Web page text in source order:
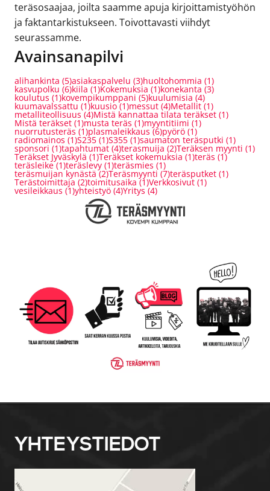
teräsosaajaa, joilta saamme apuja kirjoittamistyöhön
ja faktantarkistukseen. Toivottavasti viihdyt
seurassamme.
Avainsanapilvi
alihankinta (5)asiakaspalvelu (3)huoltohommia (1)
kasvupolku (6)kiila (1)Kokemuksia (1)konekanta (3)
koulutus (1)kovempikumppani (5)kuulumisia (4)
kuumavalssattu (1)kuusio(1)messut (4)Metallit (1)
metalliteollisuus (4)Mistä kannattaa tilata teräkset (1)
Mistä teräkset (1)musta teräs (1)myyntitiimi (1)
nuorrutusteräs (1)plasmaleikkaus (6)pyörö (1)
radiomainos (1)S235 (1)S355 (1)saumaton teräsputki (1)
sponsori (1)tapahtumat (4)terasmuija (2)Teräksen myynti (1)
Teräkset Jyväskylä (1)Teräkset kokemuksia (1)teräs (1)
teräsleike(1)teräslevy (1)teräsmies (1)
teräsmuijan kynästä(2)Teräsmyynti (7)teräsputket (1)
Terästoimittaja (2)toimitusaika (1)Verkkosivut (1)
vesileikkaus (1)yhteistyö (4)Yritys (4)
YHTEYSTIEDOT